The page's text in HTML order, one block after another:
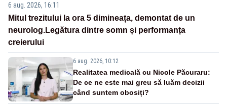
6 aug. 2026, 16:11
Mitul trezitului la ora 5 dimineața, demontat de un
neurolog.Legătura dintre somn și performanța
creierului
6 aug. 2026, 10:12
Realitatea medicală cu Nicole Păcuraru:
De ce ne este mai greu să luăm decizii
când suntem obosiți?